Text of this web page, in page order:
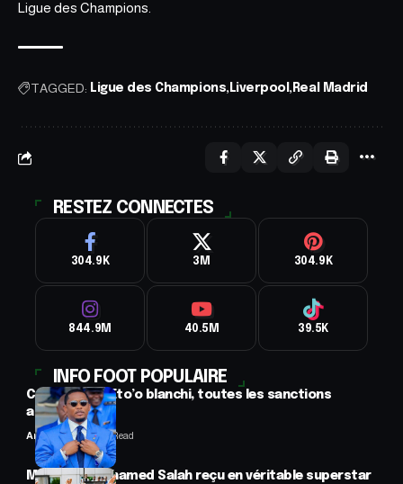
Ligue des Champions.
TAGGED: Ligue des Champions Liverpool Real Madrid
RESTEZ CONNECTES
304.9K 3M 304.9K
844.9M 40.5M 39.5K
INFO FOOT POPULAIRE
CAF : Samuel Eto’o blanchi, toutes les sanctions
annulées
Anselme AVI2 Min Read
Mercato : Mohamed Salah reçu en véritable superstar